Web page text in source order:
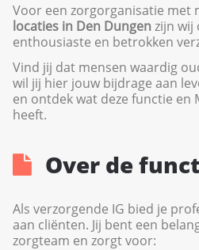
Voor een zorgorganisatie met
locaties in Den Dungenzijn wij
enthousiaste en betrokken
Vind jij dat mensen waardig
wil jij hier jouw bijdrage aan
en ontdek wat deze functie en
heeft.
Over de
Als verzorgende IG bied je
aan cliënten. Jij bent een
zorgteam en zorgt voor: